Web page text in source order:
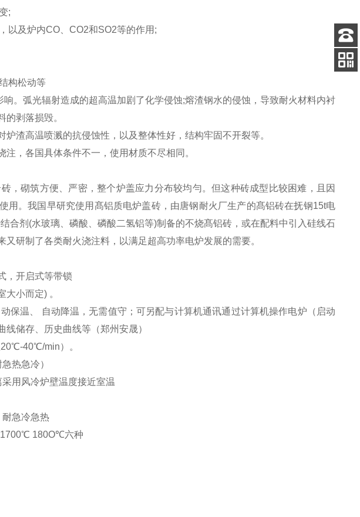
;
以及炉内CO、CO2和SO2等的作用;
构松动等
。弧光辐射造成的超高温加剧了化学侵蚀;熔渣钢水的侵蚀，导致耐火材料内衬
剥落损毁。
渣高温喷溅的抗侵蚀性，以及整体性好，结构牢固不开裂等。
，各国具体条件不一，使用材质不尽相同。
，砌筑方便、严密，整个炉盖应力分布较均勻。但这种砖成型比较困难，且因
用。我国早研究使用髙铝质电炉盖砖，由唐钢耐火厂生产的髙铝砖在抚钢15t电
合剂(水玻璃、磷酸、磷酸二氢铝等)制备的不烧髙铝砖，或在配料中引入硅线石
研制了各类耐火浇注料，以满足超高功率电炉发展的需要。
，开启式等带锁
小而定) 。
保温、 自动降温，无需值守；可另配与计算机通讯通过计算机操作电炉（启动
线储存、历史曲线等（郑州安晟）
20℃-40℃/min）。
热急冷）
用风冷炉壁温度接近室温
急冷急热
180O℃六种
客服
电话